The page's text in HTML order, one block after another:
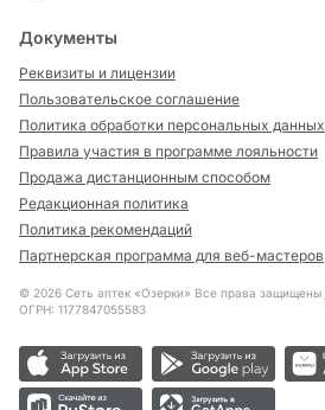
Документы
Реквизиты и лицензии
Пользовательское соглашение
Политика обработки персональных данных
Правила участия в программе лояльности
Продажа дистанционным способом
Редакционная политика
Политика рекомендаций
Партнерская программа для веб-мастеров
© 2026 Сеть аптек «Озерки» Все права защищены
ОГРН: 1177847055583